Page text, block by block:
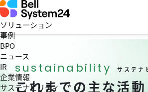
ソリューション
事例
BPO
ニュース
IR
企業情報
サステナビリティ
sustainability サステナ
これまでの主な活動